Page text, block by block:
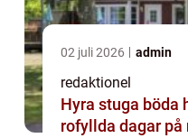
02 juli 2026 admin
redaktionel
Hyra stuga böda hav, sandstrand och
rofyllda dagar på